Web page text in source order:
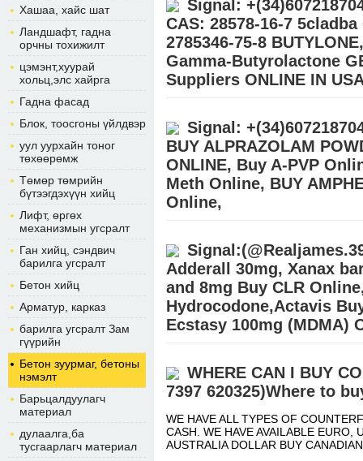
Хашаа, хайс шат
Ландшафт, гадна
орчны тохижилт
цэмэнт,хуурай
хольц,элс хайрга
Гадна фасад
Блок, тоосгоны үйлдвэр
уул уурхайн тоног
төхөөрөмж
Төмөр төмрийн
бүтээгдэхүүн хийц
Лифт, өргөх
механизмын угсралт
Ган хийц, сэндвич
барилга угсралт
Бетон хийц
Арматур, карказ
барилга угсралт Зам
гүүрийн
Бетон зуурмаг, бетоны
нэмэлт
Барьцалдуулагч
материал
дулаалга,ба
тусгаарлагч материал
Signal:
CAS: 28578-16-7 5cladba
2785346-75-8
Gamma-Butyrolactone
Suppliers ONLINE IN
(@Realjames.39) Buy 99.9% BDO/
Place your order on our Email:
Signal:
BUY ALPRAZOLAM
ONLINE, Buy A-PVP
Meth Online, BUY
Online,
(@Realjames.39) Buy 99.9% BDO/
Place your order on our Email:
Adderall 30mg, Xanax
and 8mg Buy CLR
Hydrocodone,Actavis
Ecstasy 100mg (MDMA)
Signal:+(34)607218704) We ship
warehouse..Signal:+(34)607218704)
WHERE CAN I BUY
7397 620325)Where to
WE HAVE ALL TYPES OF
CASH. WE HAVE AVAILABLE EURO,
AUSTRALIA DOLLAR BUY